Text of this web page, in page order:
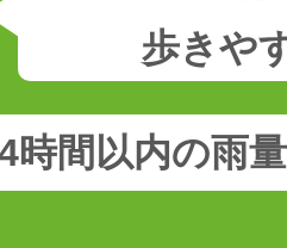
歩きや
時間以内の雨